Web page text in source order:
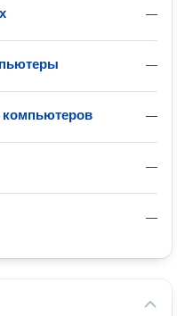
—
—
—
—
—